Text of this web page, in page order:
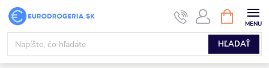
Prejsť
obsah
HĽADAŤ
KOŠÍK